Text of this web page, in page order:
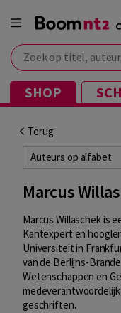
Zoek op titel, auteur,
SHOP
Terug
Auteurs op alfabet
Marcus
Marcus Willaschek is
Kantexpert en
Universiteit in
van de Berlijns-
Wetenschappen en
geschriften.